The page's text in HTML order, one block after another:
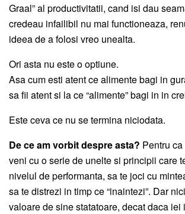
Graal” al productivitatii, cand isi dau
credeau infailibil nu mai functioneaza,
ideea de a folosi vreo unealta.
Ori asta nu este o optiune.
Asa cum esti atent ce alimente bagi in
sa fii atent si la ce “alimente” bagi in in
Este ceva ce nu se termina niciodata.
De ce am vorbit despre asta? Pentru
veni cu o serie de unelte si principii care
nivelul de performanta, sa te joci cu
sa te distrezi in timp ce “inaintezi”. Dar
valoare de sine statatoare, decat daca iei